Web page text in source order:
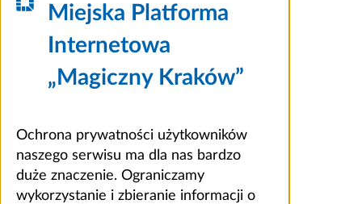
Miejska Platforma
Internetowa
„Magiczny Kraków”
Ochrona prywatności użytkowników
naszego serwisu ma dla nas bardzo
duże znaczenie. Ograniczamy
wykorzystanie i zbieranie informacji o